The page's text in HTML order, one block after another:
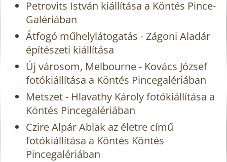
Petrovits István kiállítása a Köntés Pince-
Galériában
Átfogó műhelylátogatás - Zágoni Aladár
építészeti kiállítása
Új városom, Melbourne - Kovács József
fotókiállítása a Köntés Pincegalériában
Metszet - Hlavathy Károly fotókiállítása a
Köntés Pincegalériában
Czire Alpár Ablak az életre című
fotókiállítása a Köntés Köntés
Pincegalériában